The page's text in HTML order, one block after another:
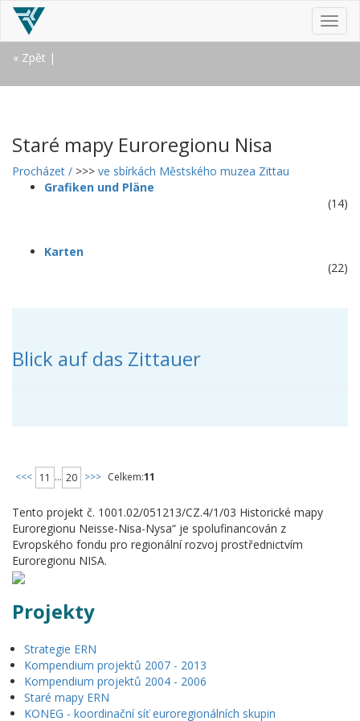
« Zpět |
Staré mapy Euroregionu Nisa
Procházet / >>> ve sbírkách Městského muzea Zittau
Grafiken und Pläne
(14)
Karten
(22)
Blick auf das Zittauer
<<< 11 ... 20 >>> Celkem:11
Tento projekt č. 1001.02/051213/CZ.4/1/03 Historické mapy
Euroregionu Neisse-Nisa-Nysa“ je spolufinancován z
Evropského fondu pro regionální rozvoj prostřednictvím
Euroregionu NISA.
Projekty
Strategie ERN
Kompendium projektů 2007 - 2013
Kompendium projektů 2004 - 2006
Staré mapy ERN
KONEG - koordinační síť euroregionálních skupin